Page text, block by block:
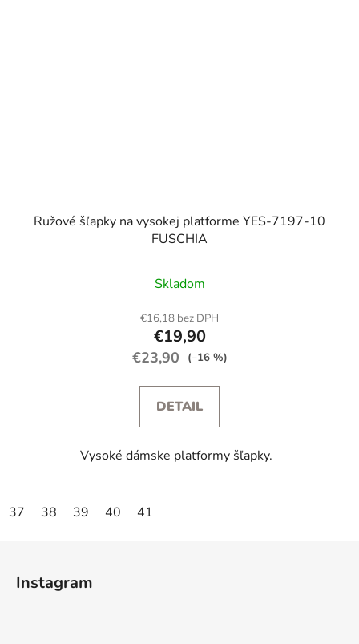
Ružové šľapky na vysokej platforme YES-7197-10
FUSCHIA
Skladom
€16,18 bez DPH
€19,90
€23,90 (–16 %)
DETAIL
Vysoké dámske platformy šľapky.
37 38 39 40 41
Instagram